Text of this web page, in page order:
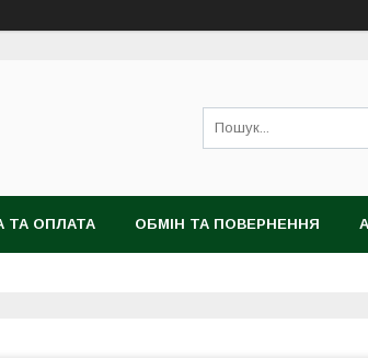
ТА ОПЛАТА ОБМІН ТА ПОВЕРНЕННЯ